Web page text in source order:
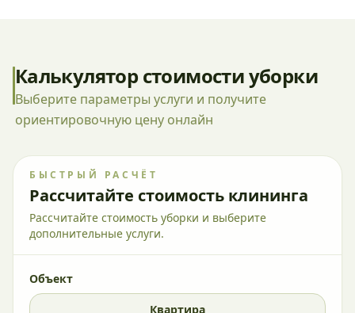
Калькулятор стоимости уборки
Выберите параметры услуги и получите
ориентировочную цену онлайн
БЫСТРЫЙ РАСЧЁТ
Рассчитайте стоимость клининга
Рассчитайте стоимость уборки и выберите
дополнительные услуги.
Объект
Квартира